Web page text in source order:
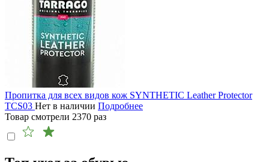
Пропитка для всех видов кож SYNTHETIC Leather Protector
TCS03 Нет в наличии Подробнее
Товар смотрели 2370 раз